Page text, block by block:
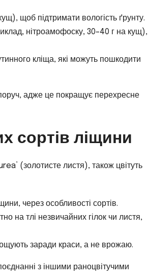
щоб підтримати вологість ґрунту.
нітроамофоску, 30–40 г на кущ),
кліща, які можуть пошкодити
адже це покращує перехресне
сортів ліщини
(золотисте листя), також цвітуть
через особливості сортів.
на тлі незвичайних гілок чи листя,
заради краси, а не врожаю.
з іншими раноцвітучими